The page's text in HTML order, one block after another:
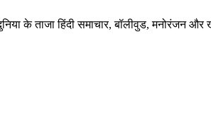
के ताजा हिंदी समाचार, बॉलीवुड, मनोरंजन